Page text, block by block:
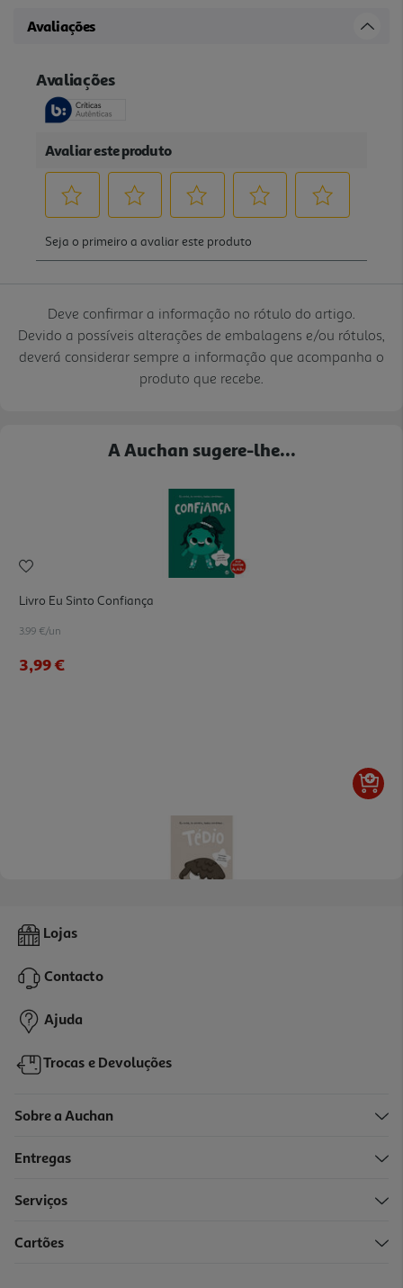
Avaliações
Deve confirmar a informação no rótulo do artigo.
Devido a possíveis alterações de embalagens e/ou rótulos,
deverá considerar sempre a informação que acompanha o
produto que recebe.
A Auchan sugere-lhe...
Livro Eu Sinto Confiança
3.99 €/un
3,99 €
Livro Eu Sinto Tédio
3,99 €
Lojas
Contacto
Ajuda
Trocas e Devoluções
Sobre a Auchan
Entregas
Serviços
Cartões